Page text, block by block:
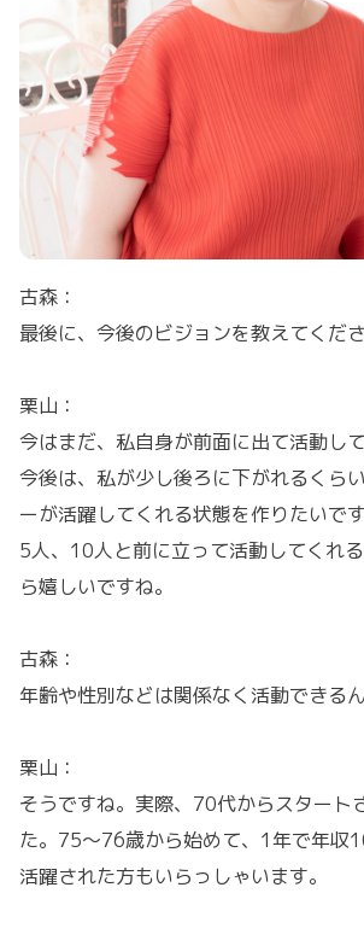
古森：
最後に、今後のビジョンを教えてくださ
栗山：
今はまだ、私自身が前面に出て活動し
今後は、私が少し後ろに下がれるくら
ーが活躍してくれる状態を作りたいです
5人、10人と前に立って活動してくれ
ら嬉しいですね。
古森：
年齢や性別などは関係なく活動できる
栗山：
そうですね。実際、70代からスタート
た。75〜76歳から始めて、1年で年収
活躍された方もいらっしゃいます。